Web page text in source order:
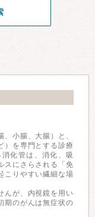
小腸、大腸）と、
）を専門とする診療
化管は、消化、吸
スにさらされる「免
こりやすい繊細な場
んが、内視鏡を用い
期のがんは無症状の